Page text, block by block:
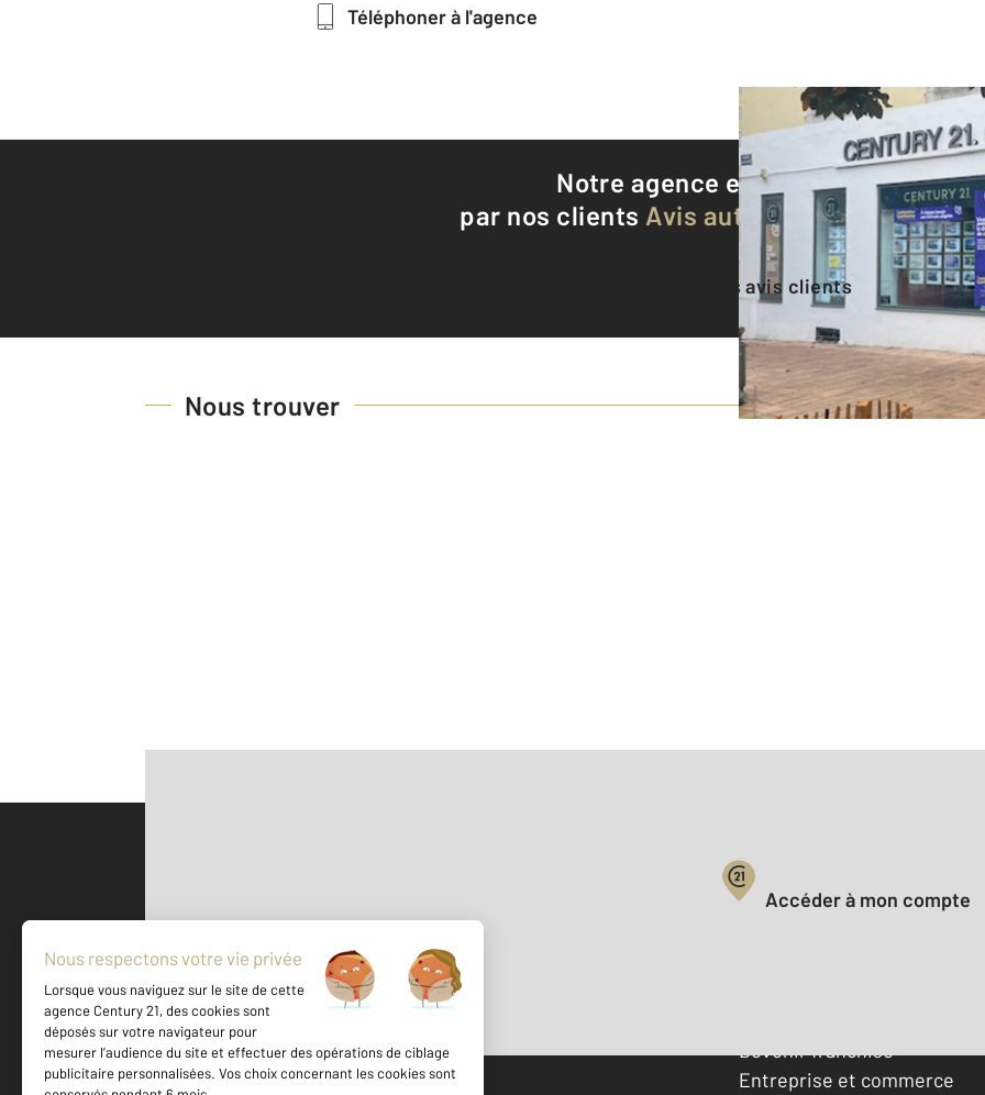
Téléphoner à l'agence
Notre agence est notée8,8/10
par nos clients Avis authentifiés par
Voir tous les avis clients
Nous trouver
500 m Mappy
Accéder à mon compte
Devenir franchisé
Entreprise et commerce